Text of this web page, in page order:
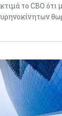
το CBO ότι